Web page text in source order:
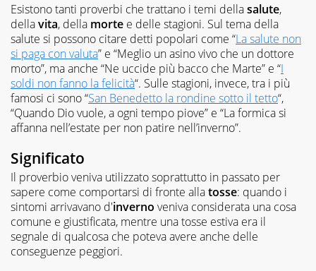
Esistono tanti proverbi che trattano i temi dellasalute,
dellavita, della morte e delle stagioni. Sul tema della
salute si possono citare detti popolari come “La salute non
si paga con valuta” e “Meglio un asino vivo che un dottore
morto”, ma anche “Ne uccide più bacco che Marte” e “I
soldi non fanno la felicità“. Sulle stagioni, invece, tra i più
famosi ci sono “San Benedetto la rondine sotto il tetto“,
“Quando Dio vuole, a ogni tempo piove” e “La formica si
affanna nell’estate per non patire nell’inverno”.
Significato
Il proverbio veniva utilizzato soprattutto in passato per
sapere come comportarsi di fronte allatosse: quando i
sintomi arrivavano d'inverno veniva considerata una cosa
comune e giustificata, mentre una tosse estiva era il
segnale di qualcosa che poteva avere anche delle
conseguenze peggiori.